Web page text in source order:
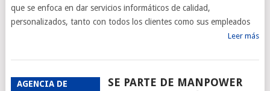
que se enfoca en dar servicios informáticos de calidad,
personalizados, tanto con todos los clientes como sus empleados
Leer más
AGENCIA DE
SE PARTE DE MANPOWER